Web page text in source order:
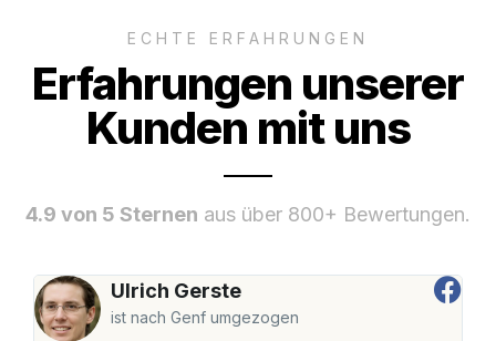
ECHTE ERFAHRUNGEN
Erfahrungen unserer
Kunden mit uns
4.9 von 5 Sternen aus über 800+ Bewertungen.
Ulrich Gerste
ist nach Genf umgezogen